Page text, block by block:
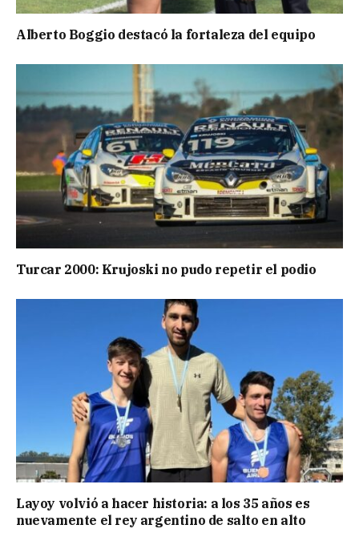
Alberto Boggio destacó la fortaleza del equipo
Turcar 2000: Krujoski no pudo repetir el podio
Layoy volvió a hacer historia: a los 35 años es
nuevamente el rey argentino de salto en alto